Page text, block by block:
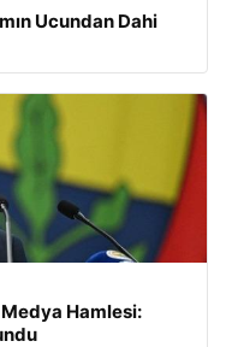
Ucundan Dahi
Medya Hamlesi: